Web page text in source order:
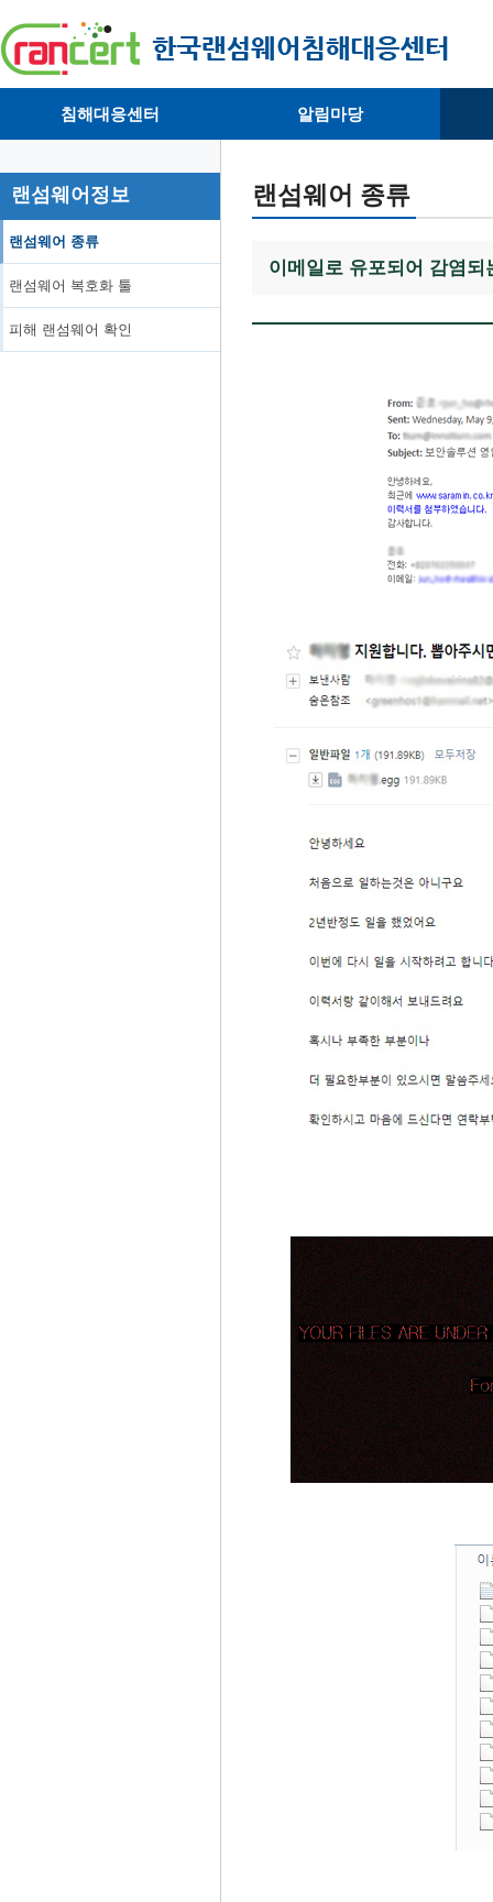
침해대응센터
· 침해피해신고
· 개인정보취급방침
알림마당
· 뉴스레터
랜섬웨어정보
랜섬웨어 종류
랜섬웨어 복호화 툴
피해 랜섬웨어 확인
랜섬웨어 종류
이메일로 유포되어 감염